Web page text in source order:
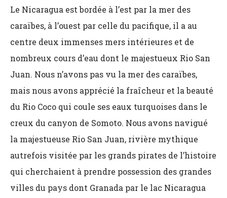
Le Nicaragua est bordée à l’est par la mer des
caraïbes, à l’ouest par celle du pacifique, il a au
centre deux immenses mers intérieures et de
nombreux cours d’eau dont le majestueux Rio San
Juan. Nous n’avons pas vu la mer des caraïbes,
mais nous avons apprécié la fraîcheur et la beauté
du Rio Coco qui coule ses eaux turquoises dans le
creux du canyon de Somoto. Nous avons navigué
la majestueuse Rio San Juan, rivière mythique
autrefois visitée par les grands pirates de l’histoire
qui cherchaient à prendre possession des grandes
villes du pays dont Granada par le lac Nicaragua